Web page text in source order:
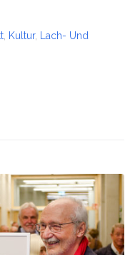
Kultur,
Lach- Und